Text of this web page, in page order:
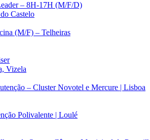
– 8H-17H (M/F/D)
Castelo
(M/F) – Telheiras
Vizela
– Cluster Novotel e Mercure | Lisboa
Polivalente | Loulé